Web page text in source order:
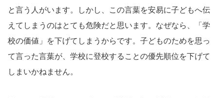
と言う人がいます。しかし、この言葉を安易に子どもへ伝
えてしまうのはとても危険だと思います。なぜなら、「学
校の価値」を下げてしまうからです。子どものためを思っ
て言った言葉が、学校に登校することの優先順位を下げて
しまいかねません。